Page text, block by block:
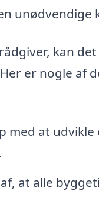
unødvendige
kan
er nogle af
med at
at alle